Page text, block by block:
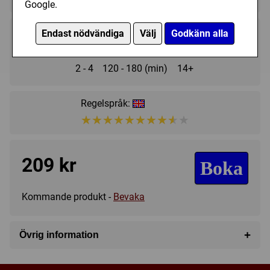
Google.
Endast nödvändiga Välj Godkänn alla
2 - 4 120 - 180 (min) 14+
Regelspråk:
★★★★★★★★★★
★★★★★★★★★★
209 kr Boka
Kommande produkt - Bevaka
Övrig information +